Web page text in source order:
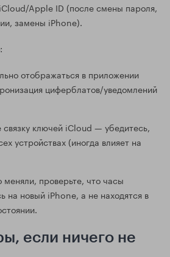
Apple ID (после смены пароля,
замены iPhone).
отображаться в приложении
циферблатов/уведомлений
связку ключей iCloud — убедитесь,
устройствах (иногда влияет на
проверьте, что часы
на новый iPhone, а не находятся в
если ничего не